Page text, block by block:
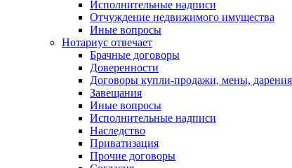
Исполнительные надписи
Отчуждение недвижимого имущества
Иные вопросы
Нотариус отвечает
Брачные договоры
Доверенности
Договоры купли-продажи, мены,
Завещания
Иные вопросы
Исполнительные надписи
Наследство
Приватизация
Прочие договоры